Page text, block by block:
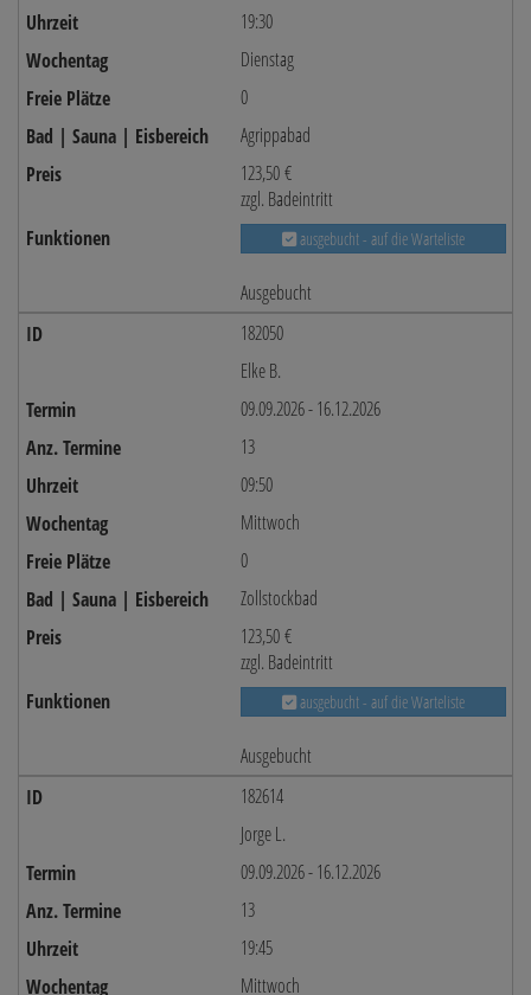
19:30
Dienstag
0
Agrippabad
123,50 €
zzgl. Badeintritt
ausgebucht - auf die Warteliste
Ausgebucht
182050
Elke B.
09.09.2026 - 16.12.2026
13
09:50
Mittwoch
0
Zollstockbad
123,50 €
zzgl. Badeintritt
ausgebucht - auf die Warteliste
Ausgebucht
182614
Jorge L.
09.09.2026 - 16.12.2026
13
19:45
Mittwoch